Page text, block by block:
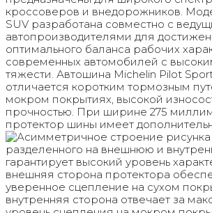
кроссоверов и внедорожников.
SUV разработана совместно с
автопроизводителями для
оптимального баланса рабочих
современных автомобилей с
тяжести. Автошина Michelin Pilot
отличается коротким тормозным
мокром покрытиях, высокой
прочностью. При ширине 275
протектор шины имеет
Асимметричное строение рисунка
разделенного на внешнюю и
гарантирует высокий уровень
внешняя сторона протектора
уверенное сцепление на сухом
внутренняя сторона отвечает за